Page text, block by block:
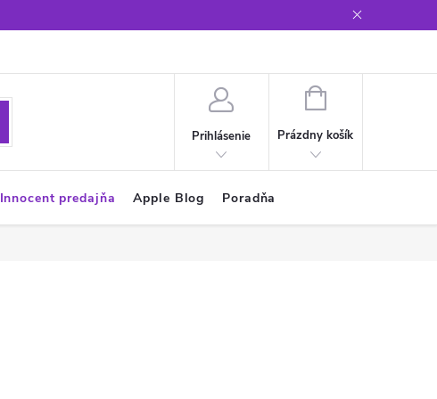
Prihlásenie
NÁKUPNÝ
Prázdny košík
Innocent predajňa Apple Blog Poradňa